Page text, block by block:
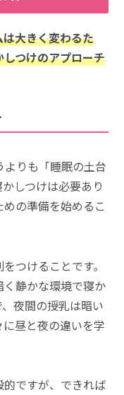
大きく変わるた
つけのアプローチ
りも「睡眠の土台
しつけは必要あり
の準備を始めるこ
つけることです。
静かな環境で寝か
夜間の授乳は暗い
昼と夜の違いを学
ですが、できれば